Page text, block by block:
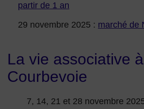
partir de 1 an
29 novembre 2025 : marché de
La vie associative à
Courbevoie
7, 14, 21 et 28 novembre